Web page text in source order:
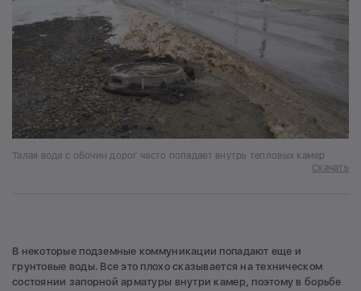
Талая вода с обочин дорог часто попадает внутрь тепловых камер
Скачать
В некоторые подземные коммуникации попадают еще и
грунтовые воды. Все это плохо сказывается на техническом
состоянии запорной арматуры внутри камер, поэтому в борьбе